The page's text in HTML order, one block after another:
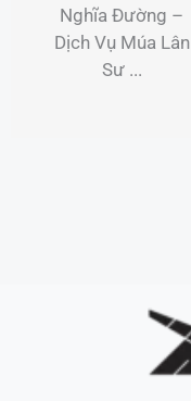
Nghĩa Đường –
Dịch Vụ Múa Lân
Sư ...